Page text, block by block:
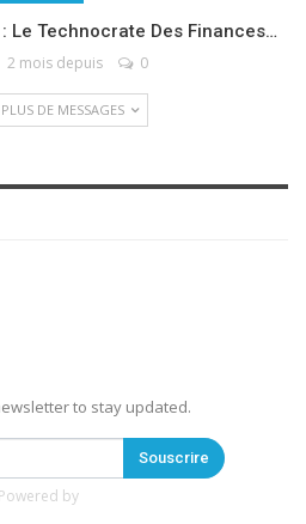
Le Technocrate Des Finances…
2 mois depuis 0
DE MESSAGES
to stay updated.
Souscrire
Powered by